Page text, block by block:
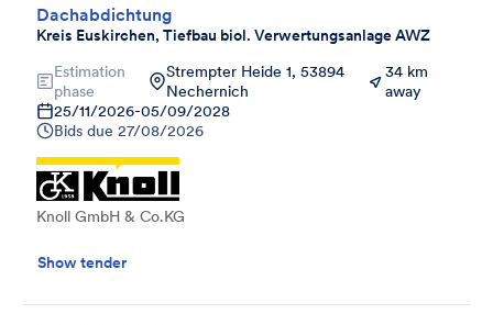
Dachabdichtung
Kreis Euskirchen, Tiefbau biol. Verwertungsanlage AWZ
Estimation
phase
Strempter Heide 1, 53894
Nechernich
34 km
away
25/11/2026-05/09/2028
Bids due 27/08/2026
Knoll GmbH & Co.KG
Show tender